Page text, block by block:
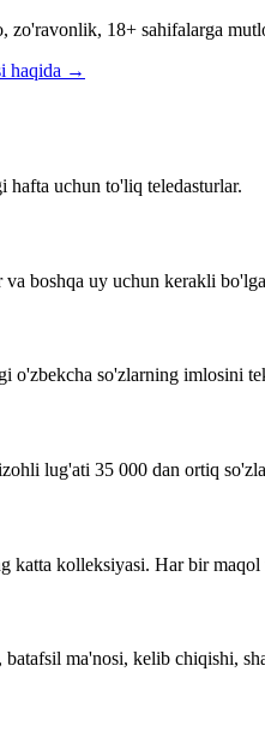
zo'ravonlik, 18+ sahifalarga
haqida →
hafta uchun to'liq teledasturlar.
boshqa uy uchun kerakli
o'zbekcha so'zlarning imlosini
lug'ati 35 000 dan ortiq
katta kolleksiyasi. Har bir
ma'nosi, kelib chiqishi,